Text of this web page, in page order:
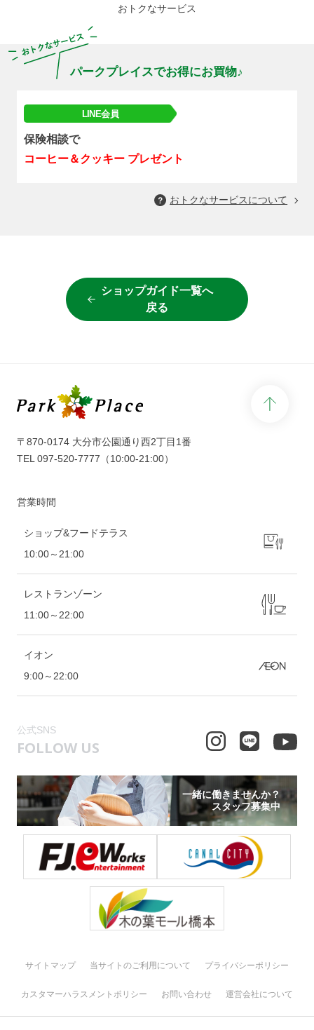
おトクなサービス
パークプレイスでお得にお買物♪
LINE会員
保険相談で
コーヒー＆クッキー プレゼント
おトクなサービスについて
ショップガイド一覧へ
戻る
〒870-0174 大分市公園通り西2丁目1番
TEL097-520-7777 （10:00-21:00）
営業時間
ショップ&フードテラス
10:00～21:00
レストランゾーン
11:00～22:00
イオン
9:00～22:00
公式SNS
FOLLOW US
一緒に働きませんか？
スタッフ募集中
サイトマップ 当サイトのご利用について プライバシーポリシー
カスタマーハラスメントポリシー お問い合わせ 運営会社について